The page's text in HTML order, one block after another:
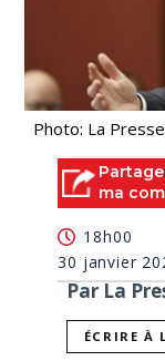
Photo: La
ma
18h00
30 janvier
Par La
ÉCRIRE À